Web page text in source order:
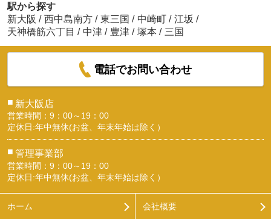
駅から探す
新大阪 / 西中島南方 / 東三国 / 中崎町 / 江坂 /
天神橋筋六丁目 / 中津 / 豊津 / 塚本 / 三国
電話でお問い合わせ
■ 新大阪店
営業時間：9：00～19：00
定休日:年中無休(お盆、年末年始は除く）
■ 管理事業部
営業時間：9：00～19：00
定休日:年中無休(お盆、年末年始は除く）
ホーム 会社概要